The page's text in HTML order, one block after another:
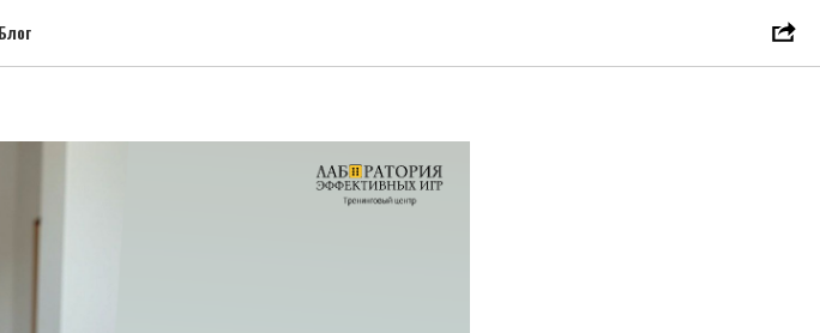
Блог
Что выигрывает в